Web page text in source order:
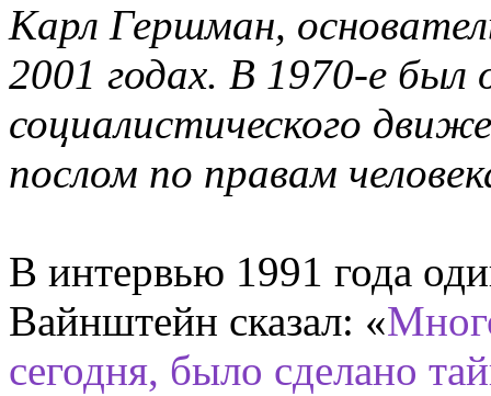
Карл Гершман,
2001 годах. В 1970-е был
социалистического
послом по правам
В интервью 1991 года
Вайнштейн сказал: «
сегодня, было сделано